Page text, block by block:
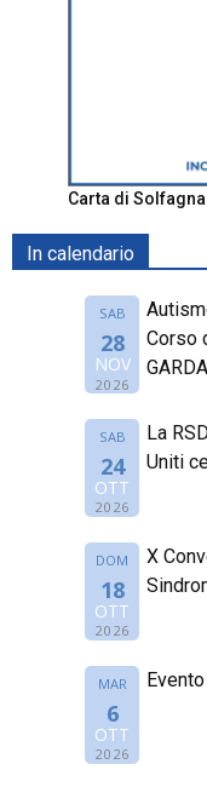
Carta di
In calendario
SAB
28
NOV
2026
Corso
GARDA
SAB
24
OTT
2026
La
Uniti
DOM
18
OTT
2026
X
MAR
6
OTT
2026